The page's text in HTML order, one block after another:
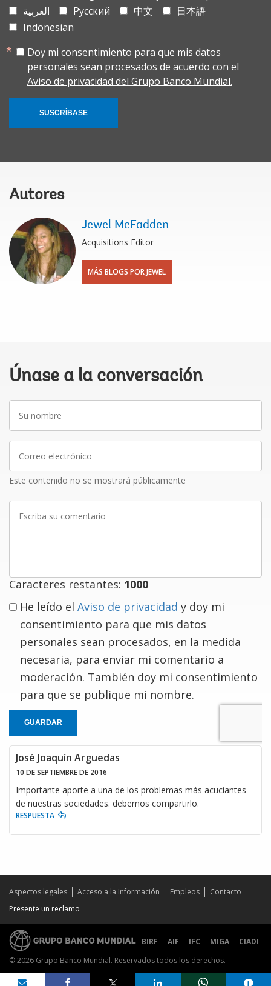
العربية
Русский 中文
日本語
Indonesian
Doy mi consentimiento para que mis datos
personales sean procesados de acuerdo con el
Aviso de privacidad del Grupo Banco Mundial.
SUSCRÍBASE
Autores
Jewel McFadden
Acquisitions Editor
MÁS BLOGS POR JEWEL
Únase a la conversación
nombre
electrónico
Este contenido no se mostrará públicamente
Caracteres restantes: 1000
He leído el Aviso de privacidad y doy mi
consentimiento para que mis datos
personales sean procesados, en la medida
necesaria, para enviar mi comentario a
moderación. También doy mi consentimiento
para que se publique mi nombre.
GUARDAR
José Joaquín Arguedas
10 DE SEPTIEMBRE DE 2016
Importante aporte a una de los problemas más acuciantes
de nuestras sociedades. debemos compartirlo.
RESPUESTA
Share on
1
comments added
Aspectos legales Acceso a la Información Empleos
Contacto
Presente un reclamo
BIRF AIF IFC MIGA
CIADI
© 2026 Grupo Banco Mundial. Reservados todos los derechos.